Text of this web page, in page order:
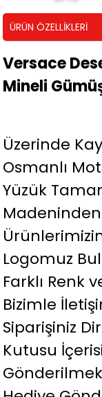
ÜRÜN ÖZELLIKLERI
Versace
Mineli
Üzerinde
Osmanlı
Yüzük
Logomuz
Farklı Renk
Bizimle
Siparişiniz
Kutusu